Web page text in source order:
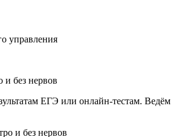
управления
без нервов
ЕГЭ или онлайн-тестам. Ведём